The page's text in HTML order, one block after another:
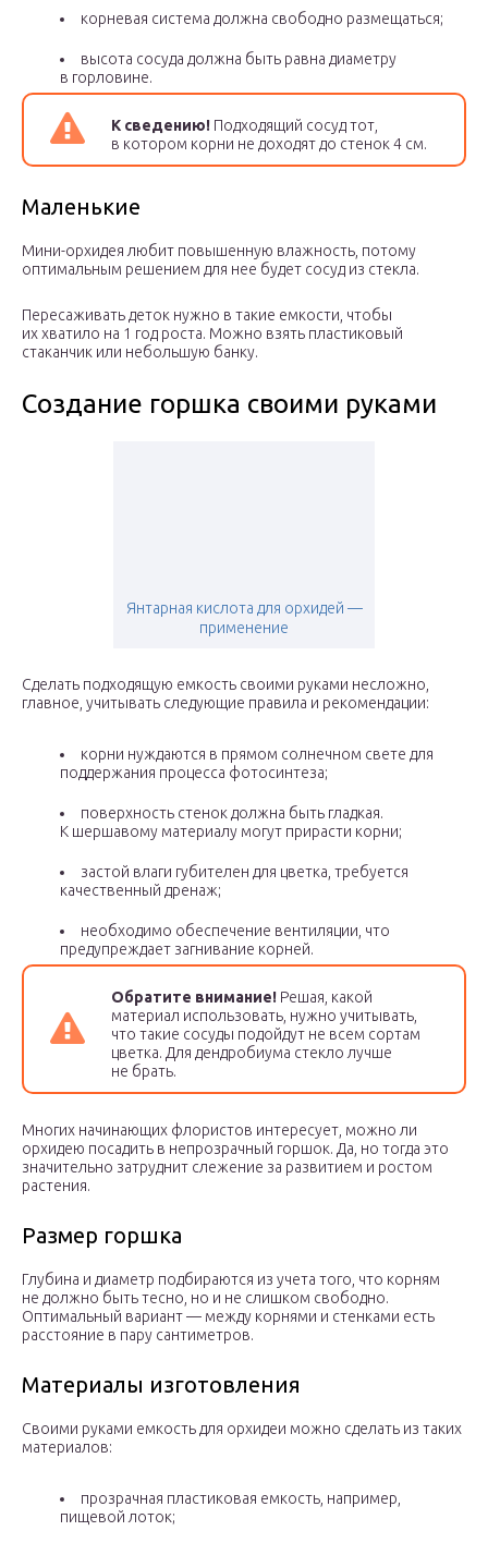
корневая система должна свободно размещаться;
высота сосуда должна быть равна диаметру
в горловине.
К сведению! Подходящий сосуд тот,
в котором корни не доходят до стенок 4 см.
Маленькие
Мини-орхидея любит повышенную влажность, потому
оптимальным решением для нее будет сосуд из стекла.
Пересаживать деток нужно в такие емкости, чтобы
их хватило на 1 год роста. Можно взять пластиковый
стаканчик или небольшую банку.
Создание горшка своими руками
Янтарная кислота для орхидей —
применение
Сделать подходящую емкость своими руками несложно,
главное, учитывать следующие правила и рекомендации:
корни нуждаются в прямом солнечном свете для
поддержания процесса фотосинтеза;
поверхность стенок должна быть гладкая.
К шершавому материалу могут прирасти корни;
застой влаги губителен для цветка, требуется
качественный дренаж;
необходимо обеспечение вентиляции, что
предупреждает загнивание корней.
Обратите внимание! Решая, какой
материал использовать, нужно учитывать,
что такие сосуды подойдут не всем сортам
цветка. Для дендробиума стекло лучше
не брать.
Многих начинающих флористов интересует, можно ли
орхидею посадить в непрозрачный горшок. Да, но тогда это
значительно затруднит слежение за развитием и ростом
растения.
Размер горшка
Глубина и диаметр подбираются из учета того, что корням
не должно быть тесно, но и не слишком свободно.
Оптимальный вариант — между корнями и стенками есть
расстояние в пару сантиметров.
Материалы изготовления
Своими руками емкость для орхидеи можно сделать из таких
материалов:
прозрачная пластиковая емкость, например,
пищевой лоток;